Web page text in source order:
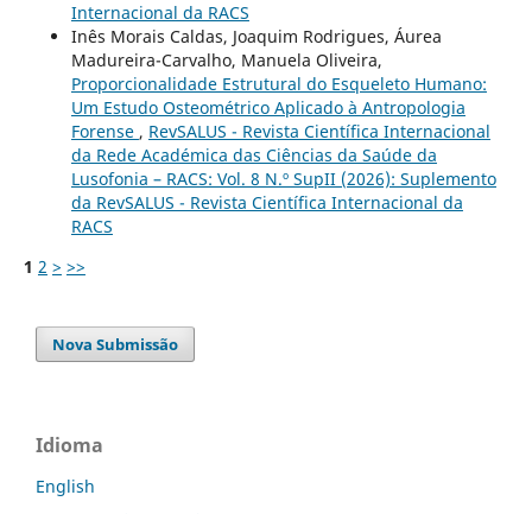
Internacional da RACS
Inês Morais Caldas, Joaquim Rodrigues, Áurea
Madureira-Carvalho, Manuela Oliveira,
Proporcionalidade Estrutural do Esqueleto Humano:
Um Estudo Osteométrico Aplicado à Antropologia
Forense , RevSALUS - Revista Científica Internacional
da Rede Académica das Ciências da Saúde da
Lusofonia – RACS: Vol. 8 N.º SupII (2026): Suplemento
da RevSALUS - Revista Científica Internacional da
RACS
1 2 > >>
Nova Submissão
Idioma
English